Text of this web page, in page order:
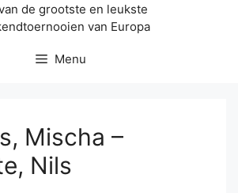
de grootste en leukste
van Europa
Menu
Mischa –
Nils